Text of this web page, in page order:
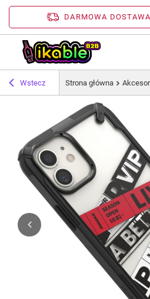
DARMOWA DOSTAWA
Wstecz Strona główna